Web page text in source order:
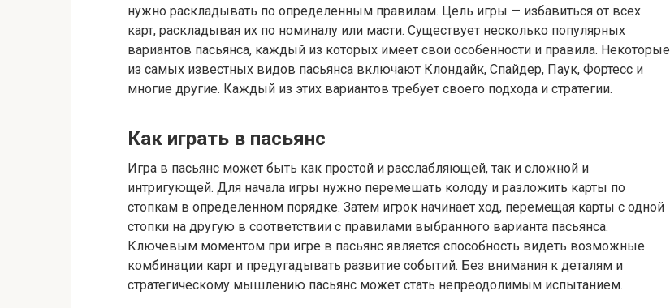
нужно раскладывать по определенным правилам. Цель игры — избавиться от всех
карт, раскладывая их по номиналу или масти. Существует несколько популярных
вариантов пасьянса, каждый из которых имеет свои особенности и правила. Некоторые
из самых известных видов пасьянса включают Клондайк, Спайдер, Паук, Фортесс и
многие другие. Каждый из этих вариантов требует своего подхода и стратегии.
Как играть в пасьянс
Игра в пасьянс может быть как простой и расслабляющей, так и сложной и
интригующей. Для начала игры нужно перемешать колоду и разложить карты по
стопкам в определенном порядке. Затем игрок начинает ход, перемещая карты с одной
стопки на другую в соответствии с правилами выбранного варианта пасьянса.
Ключевым моментом при игре в пасьянс является способность видеть возможные
комбинации карт и предугадывать развитие событий. Без внимания к деталям и
стратегическому мышлению пасьянс может стать непреодолимым испытанием.